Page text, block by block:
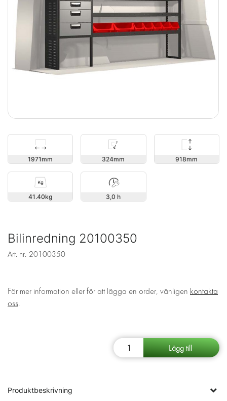
1971 324 918
41.40 3,0 h
Bilinredning 20100350
Art. nr. 20100350
För mer information eller för att lägga en order, vänligen kontakta
oss.
Produktbeskrivning